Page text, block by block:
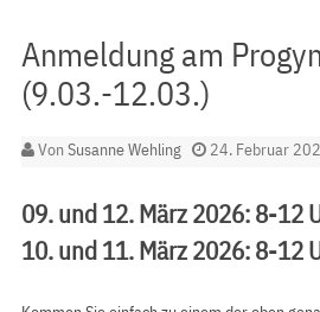
Anmeldung am
(9.03.-12.03.)
VonSusanne Wehling 24. Februar
09. und 12. März 2026: 8-12
10. und 11. März 2026: 8-12